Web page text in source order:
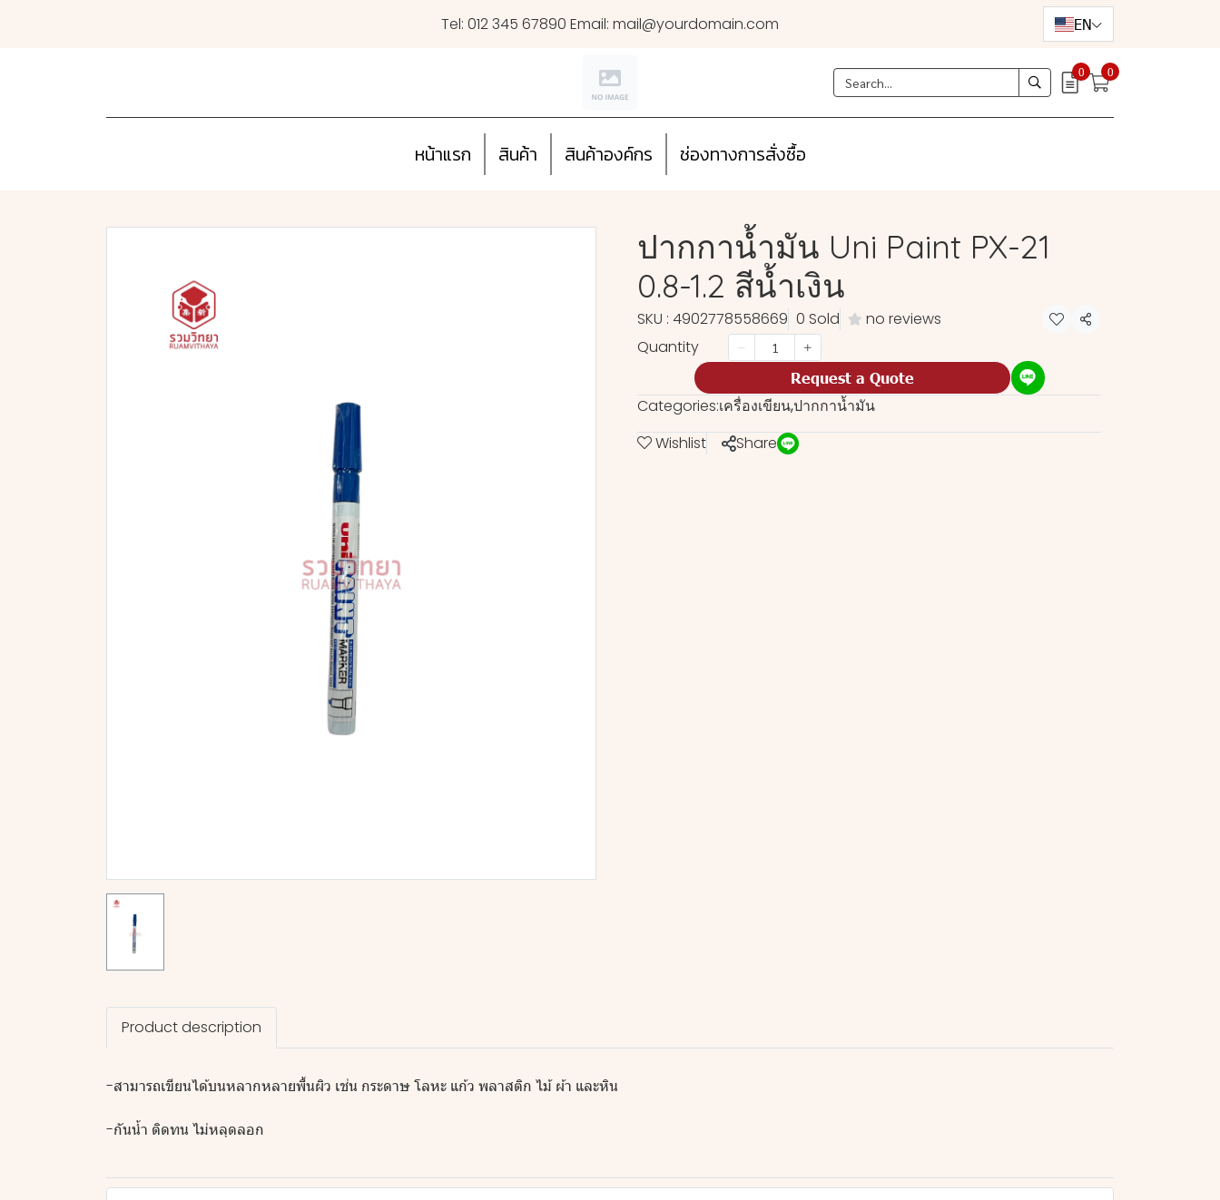
Tel: 012 345 67890 Email: mail@yourdomain.com EN
0 0
หน้าแรก สินค้า สินค้าองค์กร ช่องทางการสั่งซื้อ
ปากกาน้ำมัน Uni Paint PX-21
0.8-1.2 สีน้ำเงิน
SKU : 4902778558669 0 Sold no reviews Share
Quantity
Request a Quote
Categories:เครื่องเขียน,ปากกาน้ำมัน
Wishlist
Share
Product description
-สามารถเขียนได้บนหลากหลายพื้นผิว เช่น กระดาษ โลหะ แก้ว พลาสติก ไม้ ผ้า และหิน
-กันน้ำ ติดทน ไม่หลุดลอก